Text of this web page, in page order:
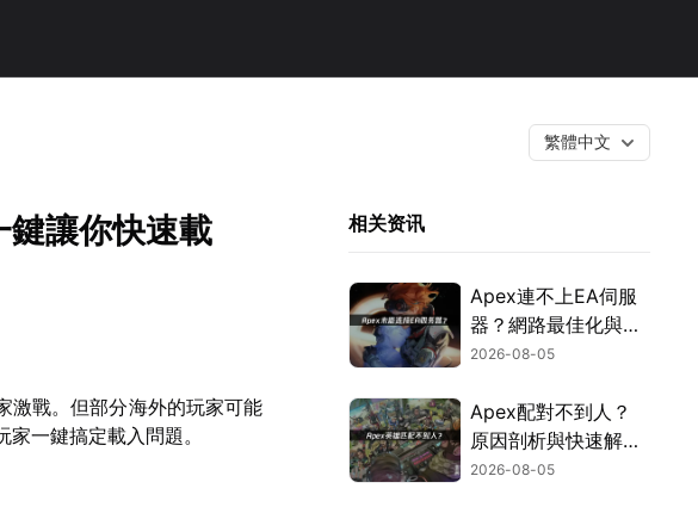
繁體中文
鍵讓你快速載
激戰。但部分海外的玩家可能
一鍵搞定載入問題。
相关资讯
Apex連不上EA伺服
器？網路最佳化與疑
難排解全攻略！
2026-08-05
Apex配對不到人？
原因剖析與快速解決
方式！
2026-08-05